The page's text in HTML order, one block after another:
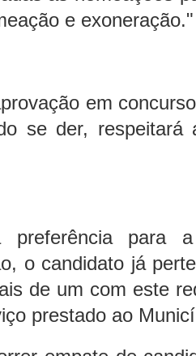
e exoneração."
em
se der, respeitará
preferência para
o candidato já
de um com este
prestado ao